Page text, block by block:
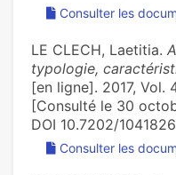
Consulter les
LE CLECH, Laetitia.
typologie,
[en ligne]. 2017, Vol.
[Consulté le 30
DOI 10.7202/
Consulter les